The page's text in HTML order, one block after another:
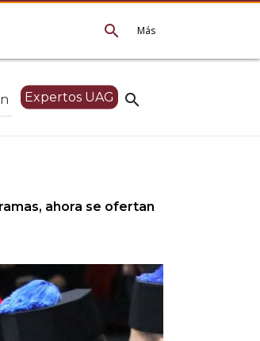
Más
search
search
Expertos UAG
ahora se ofertan